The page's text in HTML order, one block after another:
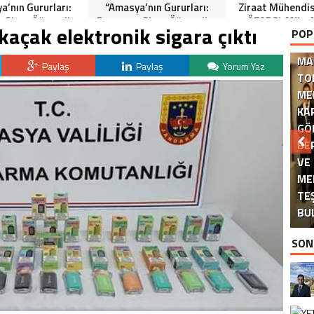
Gururları:
Öğrenciler
Tören”
“Amasya’nın Gururları:
Dereceye Giren Öğrenciler
İçin Anlamlı Tören”
Ziraat
Kandili
elektronik sigara çıktı
Paylaş Paylaş Yorum Yaz
VE